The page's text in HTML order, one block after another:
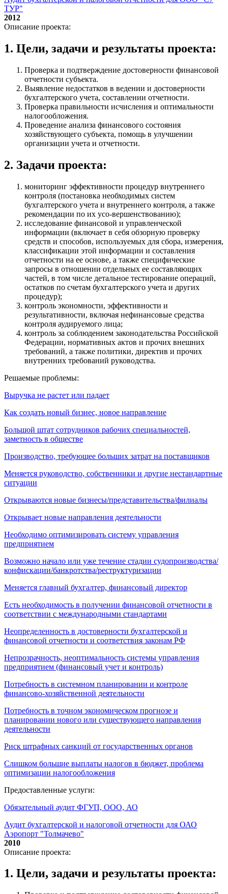
ТУР"
2012
Описание проекта:
1. Цели, задачи и результаты проекта:
Проверка и подтверждение достоверности финансовой
отчетности субъекта.
Выявление недостатков в ведении и достоверности
бухгалтерского учета, составлении отчетности.
Проверка правильности исчисления и оптимальности
налогообложения.
Проведение анализа финансового состояния
хозяйствующего субъекта, помощь в улучшении
организации учета и отчетности.
2. Задачи проекта:
мониторинг эффективности процедур внутреннего
контроля (постановка необходимых систем
бухгалтерского учета и внутреннего контроля, а также
рекомендации по их усо-вершенствованию);
исследование финансовой и управленческой
информации (включает в себя обзорную проверку
средств и способов, используемых для сбора, измерения,
классификации этой информации и составления
отчетности на ее основе, а также специфические
запросы в отношении отдельных ее составляющих
частей, в том числе детальное тестирование операций,
остатков по счетам бухгалтерского учета и других
процедур);
контроль экономности, эффективности и
результативности, включая нефинансовые средства
контроля аудируемого лица;
контроль за соблюдением законодательства Российской
Федерации, нормативных актов и прочих внешних
требований, а также политики, директив и прочих
внутренних требований руководства.
Решаемые проблемы:
Выручка не растет или падает
Как создать новый бизнес, новое направление
Большой штат сотрудников рабочих специальностей,
заметность в обществе
Производство, требующее больших затрат на поставщиков
Меняется руководство, собственники и другие нестандартные
ситуации
Открываются новые бизнесы/представительства/филиалы
Открывает новые направления деятельности
Необходимо оптимизировать систему управления
предприятием
Возможно начало или уже течение стадии судопроизводства/
конфискации/банкротства/реструктуризации
Меняется главный бухгалтер, финансовый директор
Есть необходимость в получении финансовой отчетности в
соответствии с международными стандартами
Неопределенность в достоверности бухгалтерской и
финансовой отчетности и соответствия законам РФ
Непрозрачность, неоптимальность системы управления
предприятием (финансовый учет и контроль)
Потребность в системном планировании и контроле
финансово-хозяйственной деятельности
Потребность в точном экономическом прогнозе и
планировании нового или существующего направления
деятельности
Риск штрафных санкций от государственных органов
Слишком большие выплаты налогов в бюджет, проблема
оптимизации налогообложения
Предоставленные услуги:
Обязательный аудит ФГУП, ООО, АО
Аудит бухгалтерской и налоговой отчетности для ОАО
Аэропорт "Толмачево"
2010
Описание проекта:
1. Цели, задачи и результаты проекта: